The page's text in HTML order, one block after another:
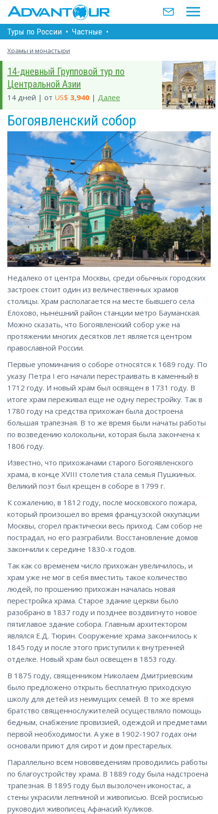
Туры по Росcии • Частные •
Храмы и монастыри
14-дневный Групповой тур по
Центральной Азии
14 дней | от US$ 3,940 | Далее
Богоявленский собор
Недалеко от центра Москвы, среди обычных городских
застроек стоит один из величественных храмов
столицы. Храм располагается на месте бывшего села
Елохово, нынешний район станции метро Бауманская.
Можно сказать, что Богоявленский собор уже на
протяжении многих десятков лет является центром
православной России.
Первые упоминания о соборе относятся к 1689 году. По
указу Петра I его начали перестраивать в каменный в
1712 году. И новый храм был освящен в 1731 году. В
итоге храм переживал еще не одну перестройку. Так в
1780 году на средства прихожан была достроена
большая трапезная. В то же время были начаты работы
по возведению колокольни, которая была закончена к
1806 году.
Известно, что прихожанами старого Богоявленского
храма, в конце XVIII столетия стала семья Пушкиных.
Великий поэт был крещен в соборе в 1799 г.
К сожалению, в 1812 году, после московского пожара,
который произошел во время французской оккупации
Москвы, сгорел практически весь приход. Сам собор не
пострадал, но его разграбили. Восстановление домов
закончили к середине 1830-х годов.
Так как со временем число прихожан увеличилось, и
храм уже не мог в себя вместить такое количество
людей, по прошению прихожан началась новая
перестройка храма. Старое здание церкви было
разобрано в 1837 году и позднее воздвигнуто новое
пятиглавое здание собора. Главным архитектором
являлся Е.Д. Тюрин. Сооружение храма закончилось к
1845 году и после этого приступили к внутренней
отделке. Новый храм был освещен в 1853 году.
В 1875 году, священником Николаем Дмитриевским
было предложено открыть бесплатную приходскую
школу для детей из неимущих семей. В то же время
братство священнослужителей осуществляло помощь
бедным, снабжение провизией, одеждой и предметами
первой необходимости. А уже в 1902-1907 годах они
основали приют для сирот и дом престарелых.
Параллельно всем нововведениям проводились работы
по благоустройству храма. В 1889 году была надстроена
трапезная. В 1895 году был вызолочен иконостас, а
стены украсили лепниной и живописью. Всей росписью
руководил живописец Афанасий Куликов.